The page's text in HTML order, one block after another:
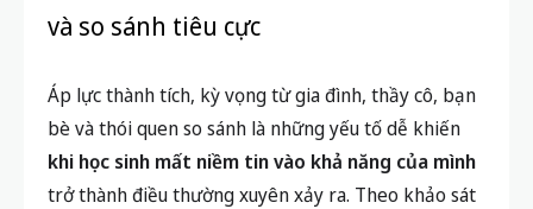
và so sánh tiêu cực
Áp lực thành tích, kỳ vọng từ gia đình, thầy cô, bạn
bè và thói quen so sánh là những yếu tố dễ khiến
khi học sinh mất niềm tin vào khả năng của mình
trở thành điều thường xuyên xảy ra. Theo khảo sát